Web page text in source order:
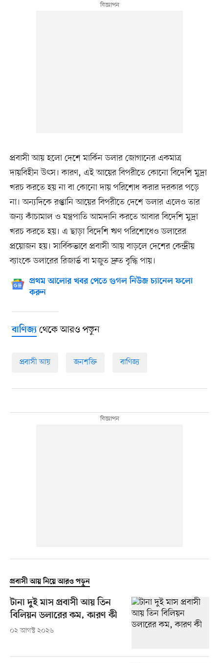
প্রবাসী আয় হলো দেশে মার্কিন ডলার জোগানের একমাত্র
দায়বিহীন উৎস। কারণ, এই আয়ের বিপরীতে কোনো বিদেশি মুদ্রা
খরচ করতে হয় না বা কোনো দায় পরিশোধ করার দরকার পড়ে
না। অন্যদিকে রপ্তানি আয়ের বিপরীতে দেশে ডলার এলেও তার
জন্য কাঁচামাল ও যন্ত্রপাতি আমদানি করতে আবার বিদেশি মুদ্রা
খরচ করতে হয়। এ ছাড়া বিদেশি ঋণ পরিশোধেও ডলারের
প্রয়োজন হয়। সার্বিকভাবে প্রবাসী আয় বাড়লে দেশের কেন্দ্রীয়
ব্যাংকে ডলারের রিজার্ভ বা মজুত দ্রুত বৃদ্ধি পায়।
প্রথম আলোর খবর পেতে গুগল নিউজ চ্যানেল ফলো
করুন
বাণিজ্যথেকে আরও পড়ুন
প্রবাসী আয় জনশক্তি বাণিজ্য
প্রবাসী আয় নিয়ে আরও পড়ুন
টানা দুই মাস প্রবাসী আয় তিন
বিলিয়ন ডলারের কম, কারণ কী
০২ আগস্ট ২০২৬